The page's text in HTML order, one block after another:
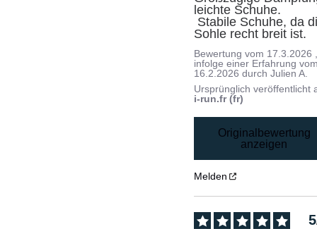
leichte Schuhe.
Sohle recht breit ist.
Bewertung vom 17.3.2026
infolge einer Erfahrung
16.2.2026 durchJulien A.
Ursprünglich veröffentlicht
i-run.fr (fr)
Originalbewertung
anzeigen
Melden
5